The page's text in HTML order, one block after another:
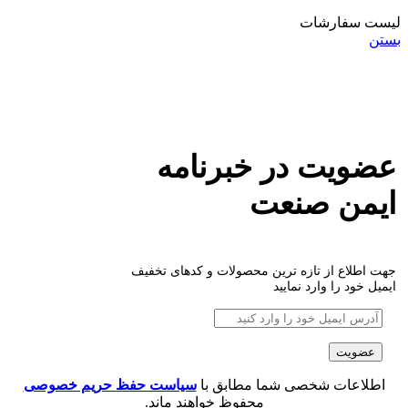
لیست سفارشات
بستن
عضویت در خبرنامه
ایمن صنعت
جهت اطلاع از تازه ترین محصولات و کدهای تخفیف
ایمیل خود را وارد نمایید
اطلاعات شخصی شما مطابق باسیاست حفظ حریم خصوصی
محفوظ خواهند ماند.